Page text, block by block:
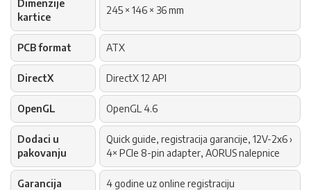
Dimenzije
kartice
245 × 146 × 36 mm
PCB format ATX
DirectX DirectX 12 API
OpenGL OpenGL 4.6
Dodaci u
pakovanju
Quick guide, registracija garancije, 12V-2x6 ›
4× PCIe 8-pin adapter, AORUS nalepnice
Garancija 4 godine uz online registraciju